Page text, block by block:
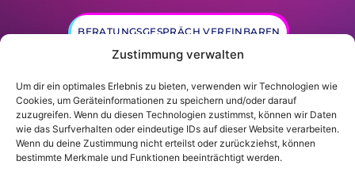
Zustimmung verwalten
Um dir ein optimales Erlebnis zu bieten, verwenden wir Technologien wie
Cookies, um Geräteinformationen zu speichern und/oder darauf
zuzugreifen. Wenn du diesen Technologien zustimmst, können wir Daten
wie das Surfverhalten oder eindeutige IDs auf dieser Website verarbeiten.
Wenn du deine Zustimmung nicht erteilst oder zurückziehst, können
bestimmte Merkmale und Funktionen beeinträchtigt werden.
BERATUNGSGESPRÄCH VEREINBAREN
© Gründer.de GmbH |Datenschutz|Impressum